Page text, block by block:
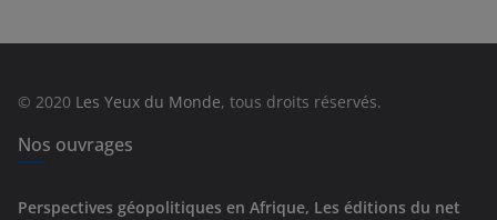
e
© 2020 Les Yeux du Monde, tous droits réservés.
Nos ouvrages
Perspectives géopolitiques en Afrique, Les éditions du net